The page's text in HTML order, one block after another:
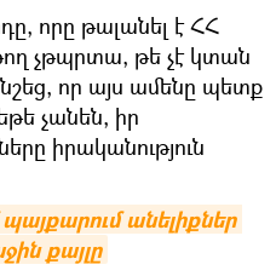
որը թալանել է ՀՀ
չթպրտա, թե չէ կտան
որ այս ամենը պետք
չանեն, իր
իրականություն
անելիքներ
քայլը